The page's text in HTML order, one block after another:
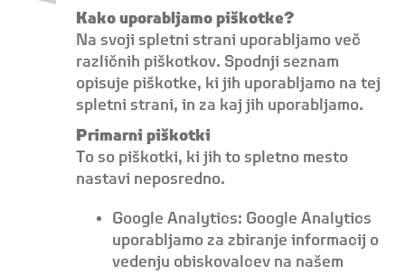
Kako uporabljamo piškotke?
Na svoji spletni strani uporabljamo več
različnih piškotkov. Spodnji seznam
opisuje piškotke, ki jih uporabljamo na tej
spletni strani, in za kaj jih uporabljamo.
Primarni piškotki
To so piškotki, ki jih to spletno mesto
nastavi neposredno.
Google Analytics: Google Analytics
uporabljamo za zbiranje informacij o
vedenju obiskovalcev na našem